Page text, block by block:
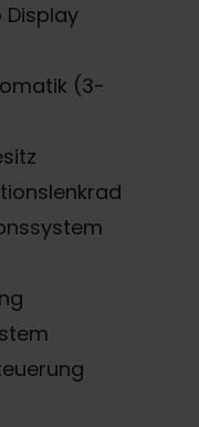
Display
(3-